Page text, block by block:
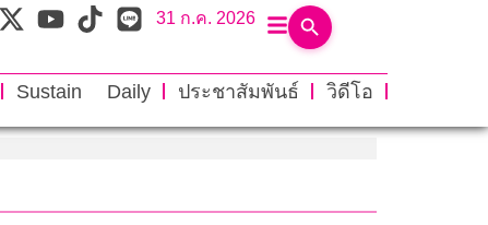
31 ก.ค. 2026
Sustain Daily ประชาสัมพันธ์
วิดีโอ